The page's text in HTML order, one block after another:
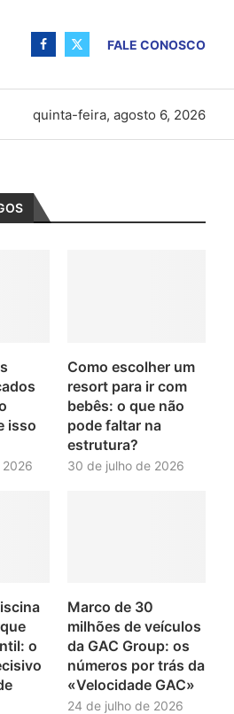
FALE CONOSCO
quinta-feira, agosto 6, 2026
isso
Como escolher um
resort para ir com
bebês: o que não
pode faltar na
estrutura?
30 de julho de 2026
o
Marco de 30
milhões de veículos
da GAC Group: os
números por trás da
«Velocidade GAC»
24 de julho de 2026